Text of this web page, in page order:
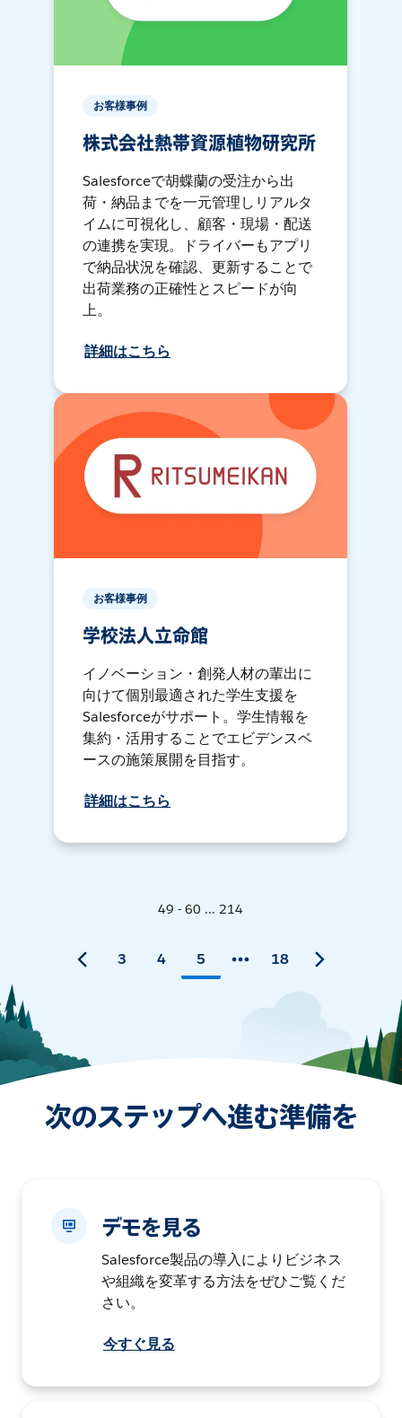
お客様事例
株式会社熱帯資源植物研究所
Salesforceで胡蝶蘭の受注から出
荷・納品までを一元管理しリアルタ
イムに可視化し、顧客・現場・配送
の連携を実現。ドライバーもアプリ
で納品状況を確認、更新することで
出荷業務の正確性とスピードが向
上。
詳細はこちら
お客様事例
学校法人立命館
イノベーション・創発人材の輩出に
向けて個別最適された学生支援を
Salesforceがサポート。学生情報を
集約・活用することでエビデンスベ
ースの施策展開を目指す。
詳細はこちら
49 - 60 ... 214
3 4 5 18
次のステップへ進む準備を
デモを見る
Salesforce製品の導入によりビジネス
や組織を変革する方法をぜひご覧くだ
さい。
今すぐ見る